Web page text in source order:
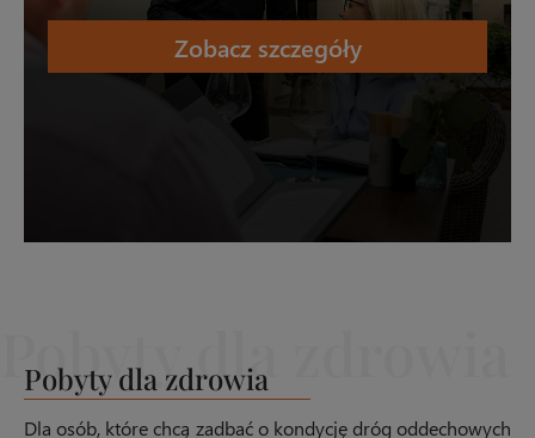
Zobacz szczegóły
Pobyty dla zdrowia
Dla osób, które chcą zadbać o kondycję dróg oddechowych